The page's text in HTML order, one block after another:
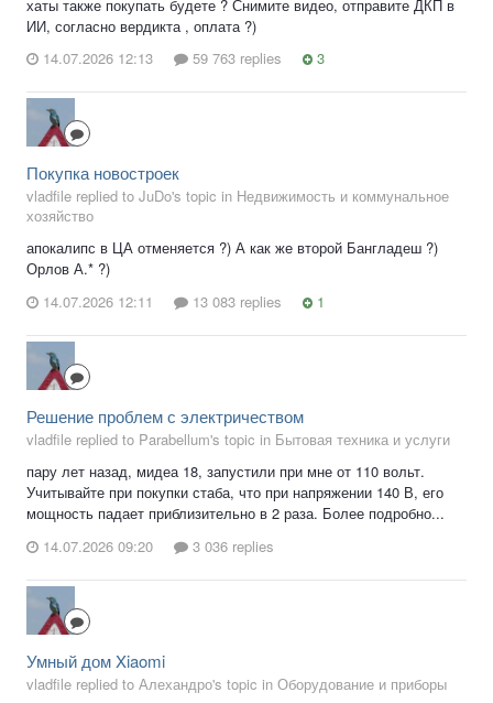
хаты также покупать будете ? Снимите видео, отправите ДКП в
ИИ, согласно вердикта , оплата ?)
14.07.2026 12:13
59 763 replies 3
Покупка новостроек
vladfile replied to JuDo's topic in Недвижимость и коммунальное
хозяйство
апокалипс в ЦА отменяется ?) А как же второй Бангладеш ?)
Орлов А.* ?)
14.07.2026 12:11
13 083 replies 1
Решение проблем с электричеством
vladfile replied to Parabellum's topic in Бытовая техника и услуги
пару лет назад, мидеа 18, запустили при мне от 110 вольт.
Учитывайте при покупки стаба, что при напряжении 140 В, его
мощность падает приблизительно в 2 раза. Более подробно...
14.07.2026 09:20
3 036 replies
Умный дом Xiaomi
vladfile replied to Алехандро's topic in Оборудование и приборы